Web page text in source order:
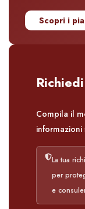
Scopri i
Compila il
informazioni
La tua
per
e